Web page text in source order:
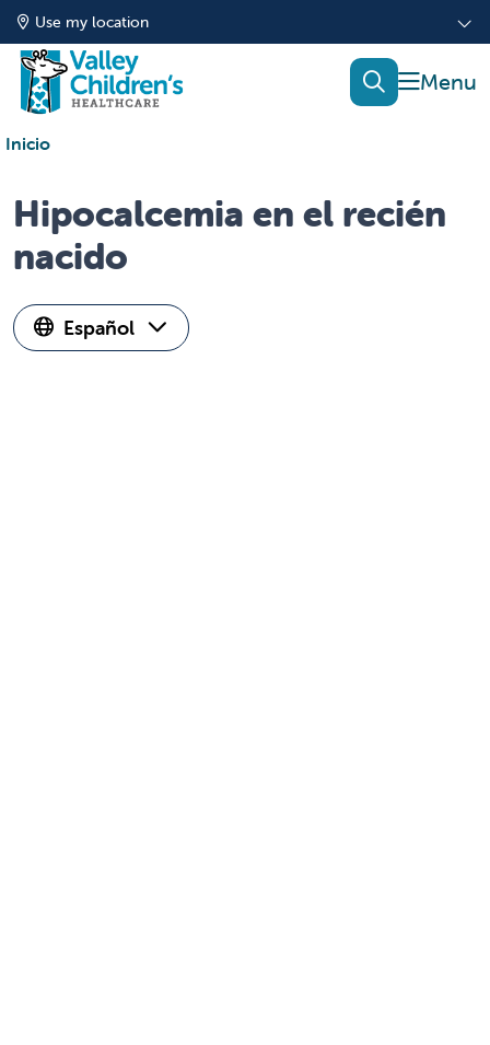
Use my location
show
search
Inicio
Hipocalcemia en el recién
nacido
Español